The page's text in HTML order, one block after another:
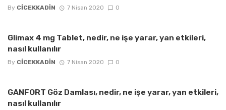
By CICEKKADIN 7 Nisan 2020 0
Glimax 4 mg Tablet, nedir, ne işe yarar, yan etkileri,
nasıl kullanılır
By CICEKKADIN 7 Nisan 2020 0
GANFORT Göz Damlası, nedir, ne işe yarar, yan etkileri,
nasıl kullanılır